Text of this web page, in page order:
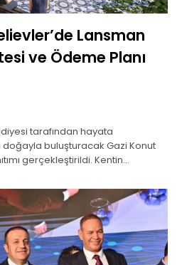
Lansman
ve Ödeme Planı
tarafından hayata
buluşturacak Gazi Konut
gerçekleştirildi. Kentin
proje, Gaziantep Büyükşehir